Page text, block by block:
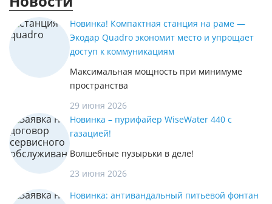
Новинка! Компактная станция на раме —
Экодар Quadro экономит место и упрощает
доступ к коммуникациям
Максимальная мощность при минимуме
пространства
29 июня 2026
Новинка – пурифайер WiseWater 440 с
газацией!
Волшебные пузырьки в деле!
23 июня 2026
Новинка: антивандальный питьевой фонтан